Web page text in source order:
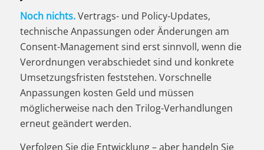
Noch nichts.Vertrags- und Policy-Updates,
technische Anpassungen oder Änderungen am
Consent-Management sind erst sinnvoll, wenn die
Verordnungen verabschiedet sind und konkrete
Umsetzungsfristen feststehen. Vorschnelle
Anpassungen kosten Geld und müssen
möglicherweise nach den Trilog-Verhandlungen
erneut geändert werden.
Verfolgen Sie die Entwicklung – aber handeln Sie